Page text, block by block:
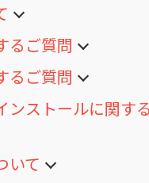
るご質問
るご質問
ンストールに関す
いて